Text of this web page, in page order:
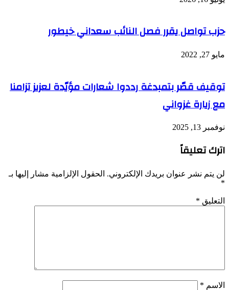
حزب تواصل يقرر فصل النائب سعداني خيطور
مايو 27, 2022
توقيف قصّر بتمبدغة رددوا شعارات مؤيّدة لعزيز تزامنا
مع زيارة غزواني
نوفمبر 13, 2025
اترك تعليقاً
لن يتم نشر عنوان بريدك الإلكتروني. الحقول الإلزامية مشار إليها بـ
*
التعليق *
الاسم *